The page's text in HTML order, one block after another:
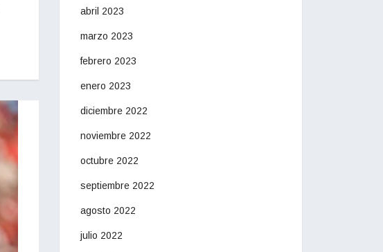
abril 2023
marzo 2023
febrero 2023
enero 2023
diciembre 2022
noviembre 2022
octubre 2022
septiembre 2022
agosto 2022
julio 2022